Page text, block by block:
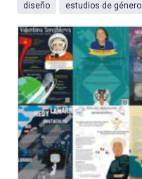
diseño estudios de género